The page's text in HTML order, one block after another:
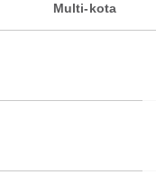
Multi-kota